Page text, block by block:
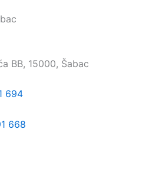
BB, 15000, Šabac
694
668